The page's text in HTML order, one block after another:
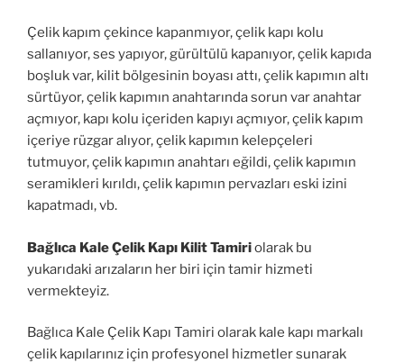
Çelik kapım çekince kapanmıyor, çelik kapı kolu
sallanıyor, ses yapıyor, gürültülü kapanıyor, çelik kapıda
boşluk var, kilit bölgesinin boyası attı, çelik kapımın altı
sürtüyor, çelik kapımın anahtarında sorun var anahtar
açmıyor, kapı kolu içeriden kapıyı açmıyor, çelik kapım
içeriye rüzgar alıyor, çelik kapımın kelepçeleri
tutmuyor, çelik kapımın anahtarı eğildi, çelik kapımın
seramikleri kırıldı, çelik kapımın pervazları eski izini
kapatmadı, vb.
Bağlıca Kale Çelik Kapı Kilit Tamiriolarak bu
yukarıdaki arızaların her biri için tamir hizmeti
vermekteyiz.
Bağlıca Kale Çelik Kapı Tamiri olarak kale kapı markalı
çelik kapılarınız için profesyonel hizmetler sunarak